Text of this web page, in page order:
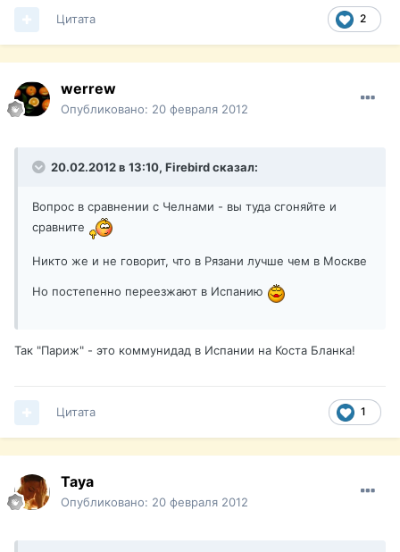
2
Цитата
werrew
Опубликовано: 20 февраля 2012
20.02.2012 в 13:10, Firebird сказал:
Вопрос в сравнении с Челнами - вы туда сгоняйте и
сравните
Никто же и не говорит, что в Рязани лучше чем в Москве
Но постепенно переезжают в Испанию
Так "Париж" - это коммунидад в Испании на Коста Бланка!
1
Цитата
Taya
Опубликовано: 20 февраля 2012